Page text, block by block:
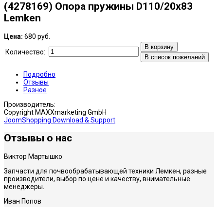
(4278169) Опора пружины D110/20x83
Lemken
Цена: 680 руб.
Количество:
В корзину
В список пожеланий
Подробно
Отзывы
Разное
Производитель:
Copyright MAXXmarketing GmbH
JoomShopping Download & Support
Отзывы о нас
Виктор Мартышко
Запчасти для почвообрабатывающей техники Лемкен, разные
производители, выбор по цене и качеству, внимательные
менеджеры.
Иван Попов